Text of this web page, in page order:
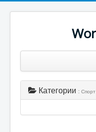
Популярные
Авторы
Категории :